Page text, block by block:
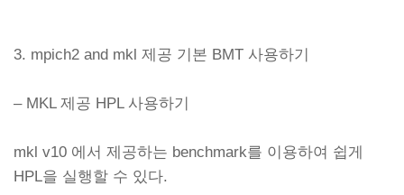
3. mpich2 and mkl 제공 기본 BMT 사용하기
– MKL 제공 HPL 사용하기
mkl v10 에서 제공하는 benchmark를 이용하여 쉽게
HPL을 실행할 수 있다.